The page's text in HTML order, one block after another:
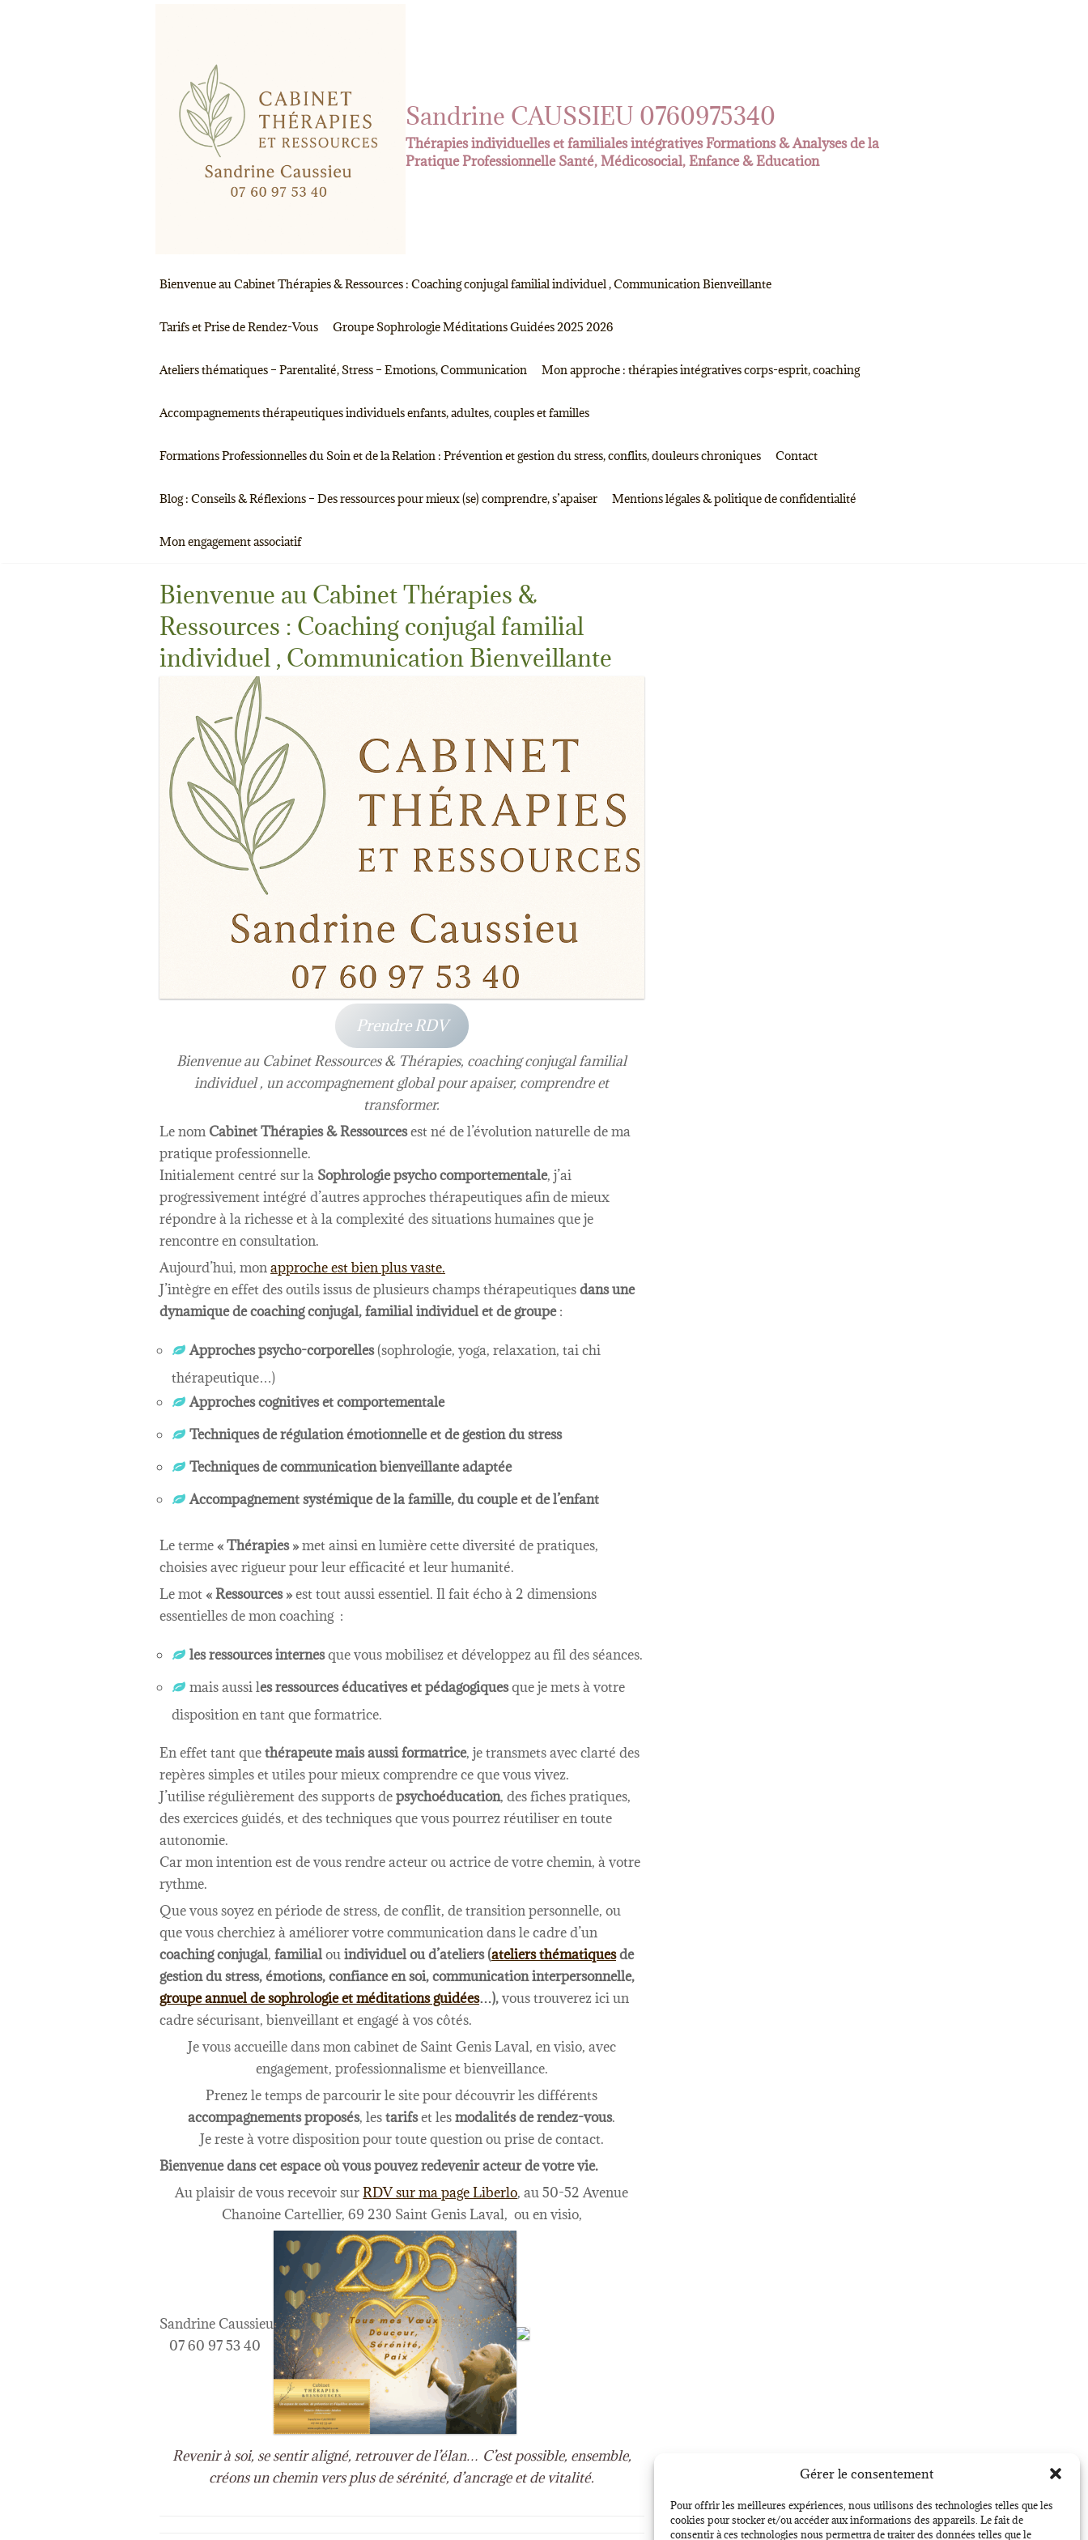
Gérer le consentement
Pour offrir les meilleures expériences, nous utilisons des technologies telles que les
cookies pour stocker et/ou accéder aux informations des appareils. Le fait de
consentir à ces technologies nous permettra de traiter des données telles que le
Sandrine CAUSSIEU 0760975340
Thérapies individuelles et familiales intégratives Formations & Analyses de la
Pratique Professionnelle Santé, Médicosocial, Enfance & Education
Bienvenue au Cabinet Thérapies & Ressources : Coaching conjugal familial individuel , Communication Bienveillante
Tarifs et Prise de Rendez-Vous Groupe Sophrologie Méditations Guidées 2025 2026
Ateliers thématiques – Parentalité, Stress – Emotions, Communication Mon approche : thérapies intégratives corps-esprit, coaching
Accompagnements thérapeutiques individuels enfants, adultes, couples et familles
Formations Professionnelles du Soin et de la Relation : Prévention et gestion du stress, conflits, douleurs chroniques Contact
Blog : Conseils & Réflexions – Des ressources pour mieux (se) comprendre, s’apaiser Mentions légales & politique de confidentialité
Mon engagement associatif
Bienvenue au Cabinet Thérapies &
Ressources : Coaching conjugal familial
individuel , Communication Bienveillante
Prendre RDV
Bienvenue au Cabinet Ressources & Thérapies, coaching conjugal familial
individuel , un accompagnement global pour apaiser, comprendre et
transformer.
Le nom Cabinet Thérapies & Ressourcesest né de l’évolution naturelle de ma
pratique professionnelle.
Initialement centré sur la Sophrologie psycho comportementale, j’ai
progressivement intégré d’autres approches thérapeutiques afin de mieux
répondre à la richesse et à la complexité des situations humaines que je
rencontre en consultation.
Aujourd’hui, monapproche est bien plus vaste.
J’intègre en effet des outils issus de plusieurs champs thérapeutiquesdans une
dynamique de coaching conjugal, familial individuel et de groupe:
Approches psycho-corporelles(sophrologie, yoga, relaxation, tai chi
thérapeutique…)
Approches cognitives et comportementale
Techniques de régulation émotionnelle et de gestion du stress
Techniques de communication bienveillante adaptée
Accompagnement systémique de la famille, du couple et de l’enfant
Le terme« Thérapies »met ainsi en lumière cette diversité de pratiques,
choisies avec rigueur pour leur efficacité et leur humanité.
Le mot« Ressources »est tout aussi essentiel. Il fait écho à 2 dimensions
essentielles de mon coaching :
les ressources internesque vous mobilisez et développez au fil des séances.
mais aussi les ressources éducatives et pédagogiquesque je mets à votre
disposition en tant que formatrice.
En effet tant quethérapeute mais aussi formatrice, je transmets avec clarté des
repères simples et utiles pour mieux comprendre ce que vous vivez.
J’utilise régulièrement des supports depsychoéducation, des fiches pratiques,
des exercices guidés, et des techniques que vous pourrez réutiliser en toute
autonomie.
Car mon intention est de vous rendre acteur ou actrice de votre chemin, à votre
rythme.
Que vous soyez en période de stress, de conflit, de transition personnelle, ou
que vous cherchiez à améliorer votre communication dans le cadre d’un
coaching conjugal, familialouindividuel ou d’ateliers (ateliers thématiquesde
gestion du stress, émotions, confiance en soi, communication interpersonnelle,
groupe annuel de sophrologie et méditations guidées…),vous trouverez ici un
cadre sécurisant, bienveillant et engagé à vos côtés.
Je vous accueille dans mon cabinet de Saint Genis Laval, en visio, avec
engagement, professionnalisme et bienveillance.
Prenez le temps de parcourir le site pour découvrir les différents
accompagnements proposés, lestarifset lesmodalités de rendez-vous.
Je reste à votre disposition pour toute question ou prise de contact.
Bienvenue dans cet espace où vous pouvez redevenir acteur de votre vie.
Au plaisir de vous recevoir surRDV sur ma page Liberlo, au 50-52 Avenue
Chanoine Cartellier, 69 230 Saint Genis Laval, ou en visio,
Sandrine Caussieu
07 60 97 53 40
Revenir à soi, se sentir aligné, retrouver de l’élan… C’est possible, ensemble,
créons un chemin vers plus de sérénité, d’ancrage et de vitalité.